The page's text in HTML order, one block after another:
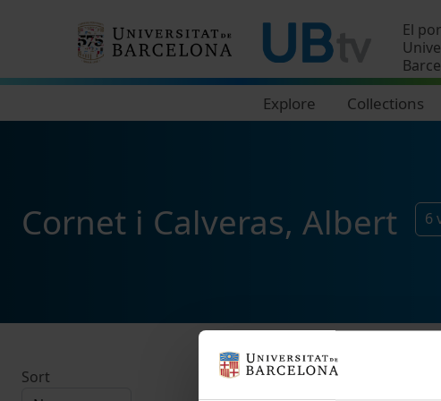
El
Explore Collections
Cornet i Calveras, Albert 6
Sort